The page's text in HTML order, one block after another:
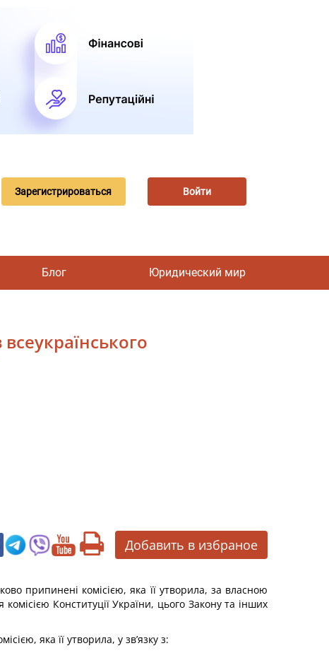
Зарегистрироваться Войти
Блог Юридический мир
Добавить в избраное
припинені комісією, яка її утворила, за власною
Конституції України, цього Закону та інших
яка її утворила, у зв’язку з: